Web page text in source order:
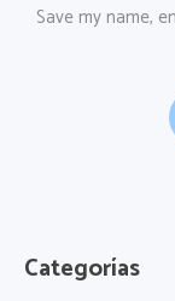
Save my name,
Categorías